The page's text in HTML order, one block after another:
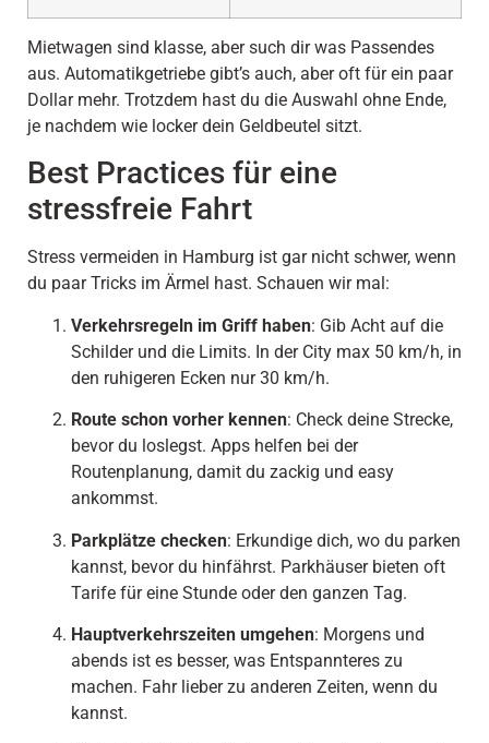
Mietwagen sind klasse, aber such dir was Passendes
aus. Automatikgetriebe gibt’s auch, aber oft für ein paar
Dollar mehr. Trotzdem hast du die Auswahl ohne Ende,
je nachdem wie locker dein Geldbeutel sitzt.
Best Practices für eine
stressfreie Fahrt
Stress vermeiden in Hamburg ist gar nicht schwer, wenn
du paar Tricks im Ärmel hast. Schauen wir mal:
Verkehrsregeln im Griff haben: Gib Acht auf die
Schilder und die Limits. In der City max 50 km/h, in
den ruhigeren Ecken nur 30 km/h.
Route schon vorher kennen: Check deine Strecke,
bevor du loslegst. Apps helfen bei der
Routenplanung, damit du zackig und easy
ankommst.
Parkplätze checken: Erkundige dich, wo du parken
kannst, bevor du hinfährst. Parkhäuser bieten oft
Tarife für eine Stunde oder den ganzen Tag.
Hauptverkehrszeiten umgehen: Morgens und
abends ist es besser, was Entspannteres zu
machen. Fahr lieber zu anderen Zeiten, wenn du
kannst.